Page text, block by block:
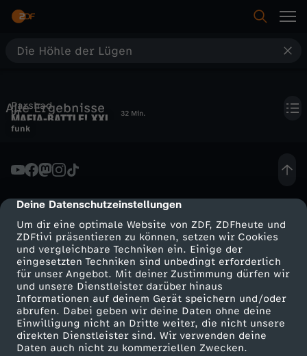
cmp-dialog-description
Deine Datenschutzeinstellungen
Um dir eine optimale Website von ZDF, ZDFheute und
ZDFtivi präsentieren zu können, setzen wir Cookies
und vergleichbare Techniken ein. Einige der
eingesetzten Techniken sind unbedingt erforderlich
für unser Angebot. Mit deiner Zustimmung dürfen wir
und unsere Dienstleister darüber hinaus
Informationen auf deinem Gerät speichern und/oder
abrufen. Dabei geben wir deine Daten ohne deine
Einwilligung nicht an Dritte weiter, die nicht unsere
direkten Dienstleister sind. Wir verwenden deine
Daten auch nicht zu kommerziellen Zwecken.
c
e
Alle Ergebnisse
Parshad
MAFIA-BATTLE! XXL
Weihnachtsspecial zum
funk
UT 32 Min.
Mehr ZDF
ZDF-Apps
Smart TV
ZDFtext
Service
ZDFmitreden
Kontakt zum ZDF
Tickets